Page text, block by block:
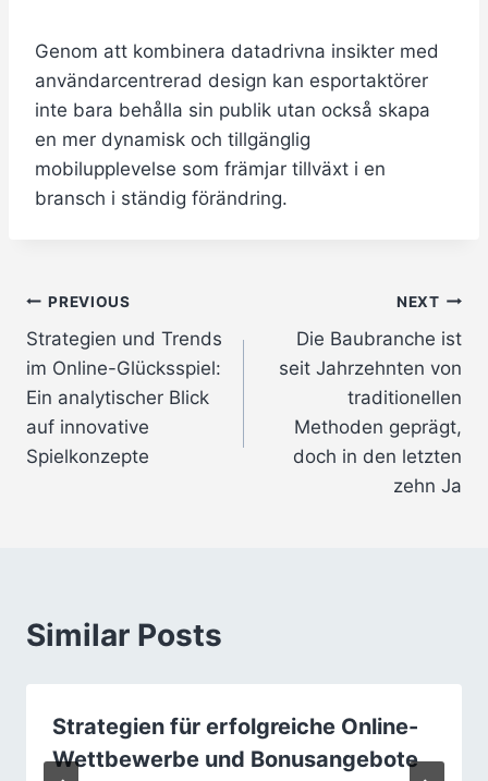
Genom att kombinera datadrivna insikter med
användarcentrerad design kan esportaktörer
inte bara behålla sin publik utan också skapa
en mer dynamisk och tillgänglig
mobilupplevelse som främjar tillväxt i en
bransch i ständig förändring.
Post
navigation
PREVIOUS
Strategien und Trends
im Online-Glücksspiel:
Ein analytischer Blick
auf innovative
Spielkonzepte
NEXT
Die Baubranche ist
seit Jahrzehnten von
traditionellen
Methoden geprägt,
doch in den letzten
zehn Ja
Similar Posts
Strategien für erfolgreiche Online-
Wettbewerbe und Bonusangebote